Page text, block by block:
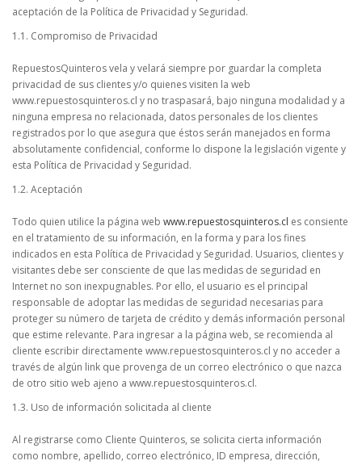
aceptación de la Política de Privacidad y Seguridad.
1.1. Compromiso de Privacidad
RepuestosQuinteros vela y velará siempre por guardar la completa
privacidad de sus clientes y/o quienes visiten la web
www.repuestosquinteros.cl y no traspasará, bajo ninguna modalidad y a
ninguna empresa no relacionada, datos personales de los clientes
registrados por lo que asegura que éstos serán manejados en forma
absolutamente confidencial, conforme lo dispone la legislación vigente y
esta Política de Privacidad y Seguridad.
1.2. Aceptación
Todo quien utilice la página web www.repuestosquinteros.cl es consiente
en el tratamiento de su información, en la forma y para los fines
indicados en esta Política de Privacidad y Seguridad. Usuarios, clientes y
visitantes debe ser consciente de que las medidas de seguridad en
Internet no son inexpugnables. Por ello, el usuario es el principal
responsable de adoptar las medidas de seguridad necesarias para
proteger su número de tarjeta de crédito y demás información personal
que estime relevante. Para ingresar a la página web, se recomienda al
cliente escribir directamente www.repuestosquinteros.cl y no acceder a
través de algún link que provenga de un correo electrónico o que nazca
de otro sitio web ajeno a www.repuestosquinteros.cl.
1.3. Uso de información solicitada al cliente
Al registrarse como Cliente Quinteros, se solicita cierta información
como nombre, apellido, correo electrónico, ID empresa, dirección,